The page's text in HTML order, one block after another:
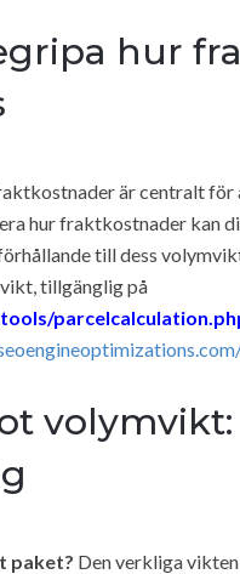
hur
är centralt
hur fraktkostnader kan
till dess
tillgänglig på
paket? Den verkliga